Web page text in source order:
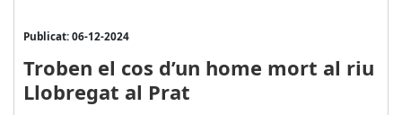
Publicat: 06-12-2024
Troben el cos d’un home mort al riu
Llobregat al Prat